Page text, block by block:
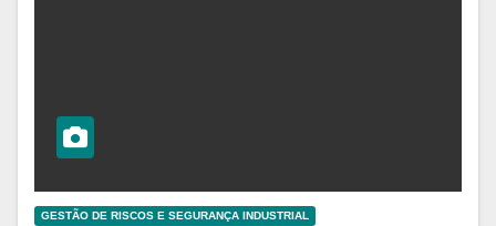
GESTÃO DE RISCOS E SEGURANÇA INDUSTRIAL